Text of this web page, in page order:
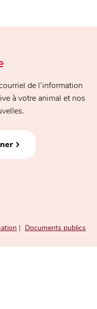
de l’information
à votre animal et nos
| Documents publics